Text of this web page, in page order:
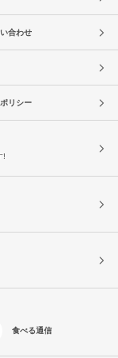
合わせ
リシー
!
食べる通信